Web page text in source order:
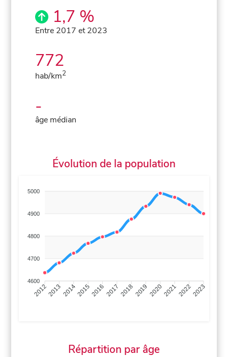
1,7 %
Entre 2017 et 2023
772
hab/km2
-
âge médian
Évolution de la population
5000
4900
4800
4700
4600
201220132014201520162017 20182019 2020202120222023
Répartition par âge